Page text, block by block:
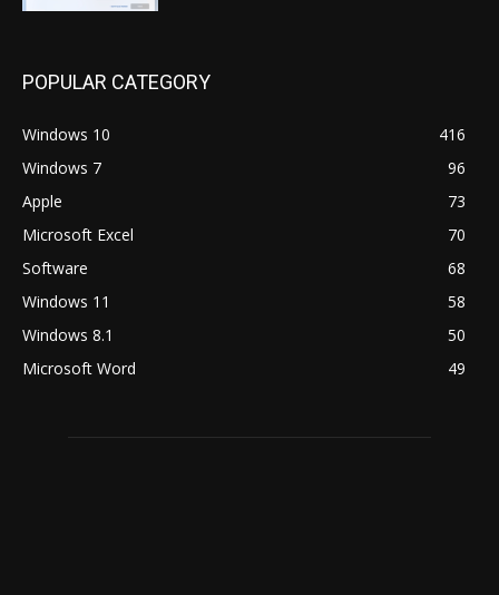
POPULAR CATEGORY
Windows 10
416
Windows 7
96
Apple
73
Microsoft Excel
70
Software
68
Windows 11
58
Windows 8.1
50
Microsoft Word
49